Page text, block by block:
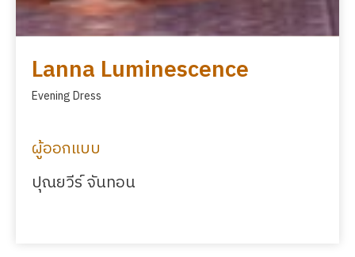
Lanna Luminescence
Evening Dress
ผู้ออกแบบ
ปุณยวีร์ จันทอน